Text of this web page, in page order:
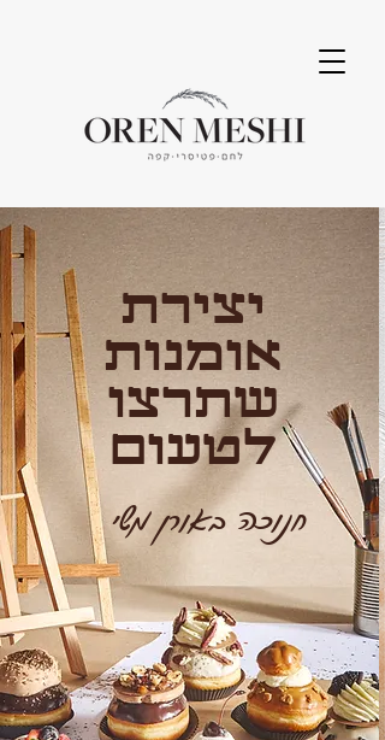
יצירת
אומנות
שתרצו
לטעום
חנוכה באורן משי